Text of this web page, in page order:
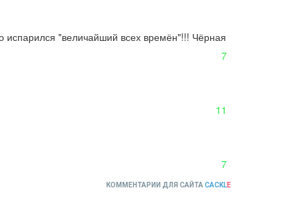
испарился "величайший всех времён"!!! Чёрная
7
11
7
КОММЕНТАРИИ ДЛЯ САЙТА CACKLE